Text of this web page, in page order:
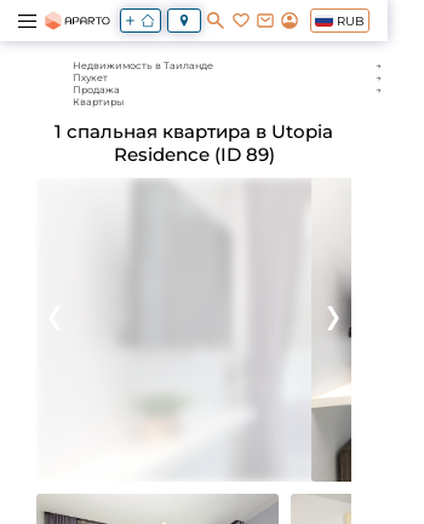
RUB
Недвижимость в Таиланде
Пхукет
Продажа
Квартиры
1 спальная квартира в Utopia
Residence (ID 89)